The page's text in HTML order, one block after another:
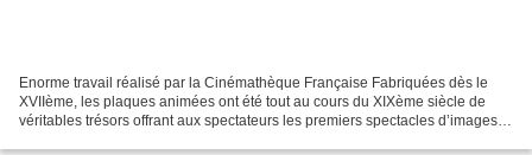
Enorme travail réalisé par la Cinémathèque Française Fabriquées dès le
XVIIème, les plaques animées ont été tout au cours du XIXème siècle de
véritables trésors offrant aux spectateurs les premiers spectacles d’images